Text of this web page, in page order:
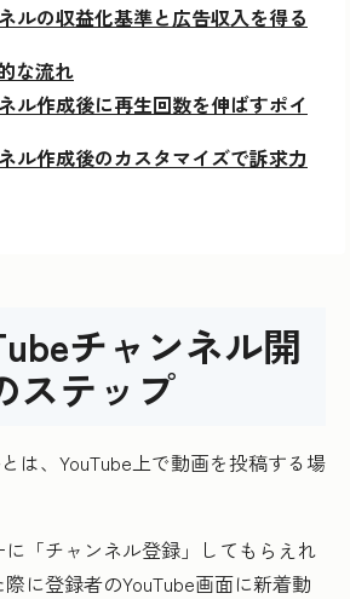
ルの収益化基準と広告収入を得る
な流れ
ル作成後に再生回数を伸ばすポイ
ル作成後のカスタマイズで訴求力
チャンネル開
ステップ
は、YouTube上で動画を投稿する場
「チャンネル登録」してもらえれ
に登録者のYouTube画面に新着動